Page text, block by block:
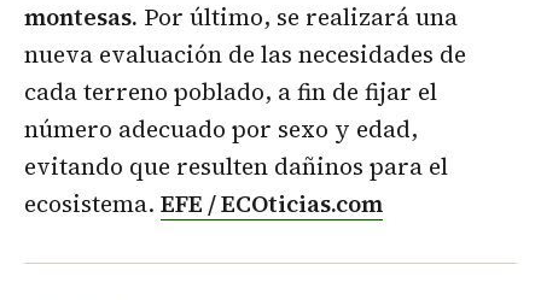
montesas. Por último, se realizará una
nueva evaluación de las necesidades de
cada terreno poblado, a fin de fijar el
número adecuado por sexo y edad,
evitando que resulten dañinos para el
ecosistema. EFE / ECOticias.com